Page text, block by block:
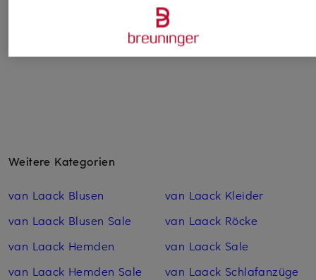
Ursprünglich:
Weitere Kategorien
van Laack Blusen
van Laack Blusen Sale
van Laack Hemden
van Laack Hemden Sale
van Laack Kleider
van Laack Röcke
van Laack Sale
van Laack Schlafanzüge